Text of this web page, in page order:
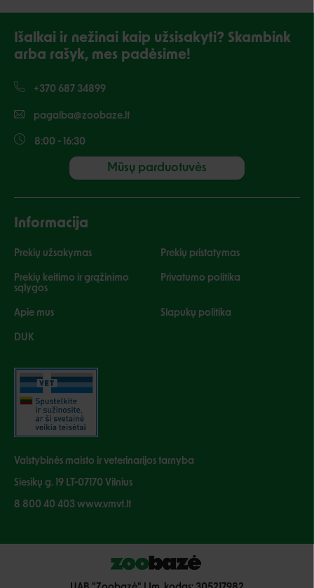
Išalkai ir nežinai kaip užsisakyti? Skambink
arba rašyk, mes padėsime!
+370 687 34899
pagalba@zoobaze.lt
8:00 - 16:30
Mūsų parduotuvės
Informacija
Prekių užsakymas Prekių pristatymas
Prekių keitimo ir grąžinimo
sąlygos
Privatumo politika
Apie mus Slapukų politika
DUK
Valstybinės maisto ir veterinarijos tarnyba
Siesikų g. 19 LT-07170 Vilnius
8 800 40 403 www.vmvt.lt